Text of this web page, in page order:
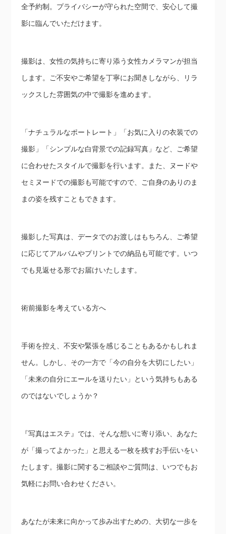
全予約制。プライバシーが守られた空間で、安心して撮
影に臨んでいただけます。
撮影は、女性の気持ちに寄り添う女性カメラマンが担当
します。ご不安やご希望を丁寧にお聞きしながら、リラ
ックスした雰囲気の中で撮影を進めます。
「ナチュラルなポートレート」「お気に入りの衣装での
撮影」「シンプルな白背景での記録写真」など、ご希望
に合わせたスタイルで撮影を行います。また、ヌードや
セミヌードでの撮影も可能ですので、ご自身のありのま
まの姿を残すこともできます。
撮影した写真は、データでのお渡しはもちろん、ご希望
に応じてアルバムやプリントでの納品も可能です。いつ
でも見返せる形でお届けいたします。
術前撮影を考えている方へ
手術を控え、不安や緊張を感じることもあるかもしれま
せん。しかし、その一方で「今の自分を大切にしたい」
「未来の自分にエールを送りたい」という気持ちもある
のではないでしょうか？
『写真はエステ』では、そんな想いに寄り添い、あなた
が「撮ってよかった」と思える一枚を残すお手伝いをい
たします。撮影に関するご相談やご質問は、いつでもお
気軽にお問い合わせください。
あなたが未来に向かって歩み出すための、大切な一歩を